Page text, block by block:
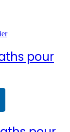
pour